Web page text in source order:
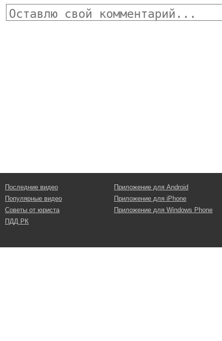
Последние видео
Популярные видео
Советы от юриста
ПДД РК
Приложение для Android
Приложение для iPhone
Приложение для Windows Phone